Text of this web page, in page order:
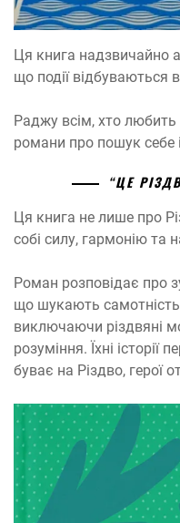
Ця книга надзвичайно
що події відбуваються
Раджу всім, хто любить
романи про пошук себе
“ЦЕ
Ця книга не лише про
собі силу, гармонію та
Роман розповідає про
що шукають
виключаючи різдвяні
розуміння. Їхні історії
буває на Різдво, герої